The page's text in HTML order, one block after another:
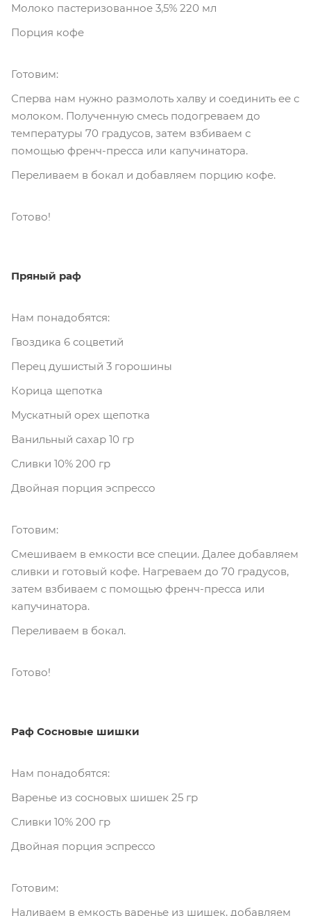
Молоко пастеризованное 3,5% 220 мл
Порция кофе
Готовим:
Сперва нам нужно размолоть халву и соединить ее с
молоком. Полученную смесь подогреваем до
температуры 70 градусов, затем взбиваем с
помощью френч-пресса или капучинатора.
Переливаем в бокал и добавляем порцию кофе.
Готово!
Пряный раф
Нам понадобятся:
Гвоздика 6 соцветий
Перец душистый 3 горошины
Корица щепотка
Мускатный орех щепотка
Ванильный сахар 10 гр
Сливки 10% 200 гр
Двойная порция эспрессо
Готовим:
Смешиваем в емкости все специи. Далее добавляем
сливки и готовый кофе. Нагреваем до 70 градусов,
затем взбиваем с помощью френч-пресса или
капучинатора.
Переливаем в бокал.
Готово!
Раф Сосновые шишки
Нам понадобятся:
Варенье из сосновых шишек 25 гр
Сливки 10% 200 гр
Двойная порция эспрессо
Готовим:
Наливаем в емкость варенье из шишек, добавляем